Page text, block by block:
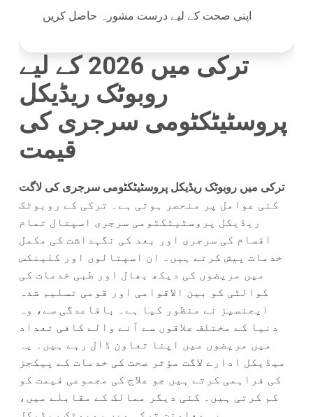
اپنی صحت کے لیے درست مشورہ حاصل کریں
ترکی میں 2026 کے لیے
روبوٹک ریڈیکل
پروسٹیٹکٹومی سرجری کی
قیمت
ترکی میں روبوٹک ریڈیکل پروسٹیٹکٹومی سرجری کی لاگت
کئی عوامل پر منحصر ہوتی ہے۔ ترکی کے روبوٹک
ریڈیکل پروسٹیٹکٹومی سرجری اسپتال تمام
اقسام کی سرجری اور بعد کی نگہداشت کی مکمل
خدمات پیش کرتے ہیں۔ ان اسپتالوں اور کلینکس
میں مریضوں کی دیکھ بھال اور طبی خدمات کی
کوالٹی کو بین الاقوامی اور قومی تسلیم شدہ
ایجنسیز نے منظور کیا ہے۔ باقاعدگی سے، وہ
دنیا کے مختلف علاقوں سے آنے والے کافی تعداد
میں مریضوں میں اپنا تعاون ڈال رہے ہیں۔ یہ
میڈیکل ادارے لاگت مؤثر صحت کی خدمات کے پیکجز
کی فراہمی کرتے ہیں جو علاج کی مجموعی قیمت کو
کم کرتی ہیں۔ کئی دیگر ممالک کے مقابلے میں،